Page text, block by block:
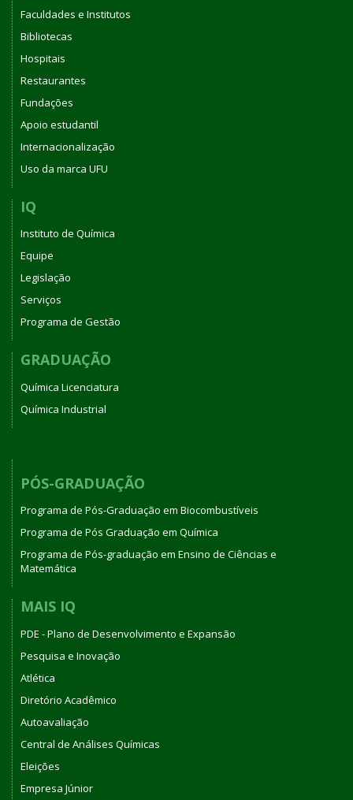
Faculdades e Institutos
Bibliotecas
Hospitais
Restaurantes
Fundações
Apoio estudantil
Internacionalização
Uso da marca UFU
IQ
Instituto de Química
Equipe
Legislação
Serviços
Programa de Gestão
GRADUAÇÃO
Química Licenciatura
Química Industrial
PÓS-GRADUAÇÃO
Programa de Pós-Graduação em Biocombustíveis
Programa de Pós Graduação em Química
Programa de Pós-graduação em Ensino de Ciências e
Matemática
MAIS IQ
PDE - Plano de Desenvolvimento e Expansão
Pesquisa e Inovação
Atlética
Diretório Acadêmico
Autoavaliação
Central de Análises Químicas
Eleições
Empresa Júnior